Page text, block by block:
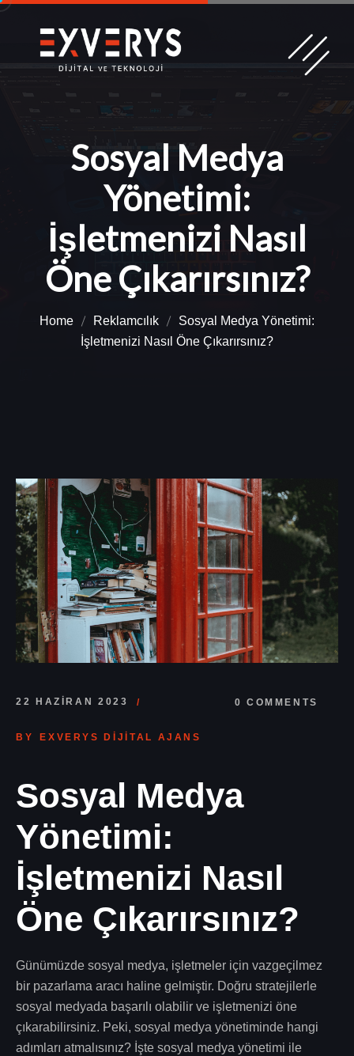
Sosyal Medya
Yönetimi:
İşletmenizi Nasıl
Öne Çıkarırsınız?
Home Reklamcılık
Sosyal Medya Yönetimi:
İşletmenizi Nasıl Öne Çıkarırsınız?
22 HAZIRAN 2023 0 COMMENTS
BY EXVERYS DIJITAL AJANS
Sosyal Medya
Yönetimi:
İşletmenizi Nasıl
Öne Çıkarırsınız?
Günümüzde sosyal medya, işletmeler için vazgeçilmez
bir pazarlama aracı haline gelmiştir. Doğru stratejilerle
sosyal medyada başarılı olabilir ve işletmenizi öne
çıkarabilirsiniz. Peki, sosyal medya yönetiminde hangi
adımları atmalısınız? İşte sosyal medya yönetimi ile